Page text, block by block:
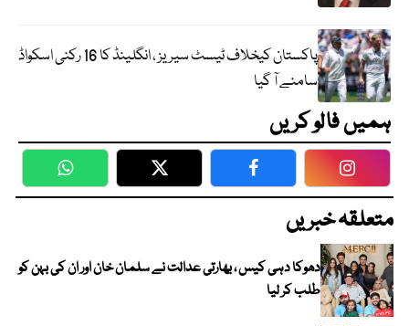
پاکستان کیخلاف ٹیسٹ سیریز ، انگلینڈ کا 16 رکنی اسکواڈ
سامنے آ گیا
ہمیں فالو کریں
WhatsApp Twitter Facebook
متعلقہ خبریں
دھوکا دہی کیس ، بھارتی عدالت نے سلمان خان اور ان کی بہن کو
طلب کر لیا